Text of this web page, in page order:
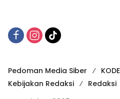
Pedoman Media Siber
Kebijakan Redaksi
Redaksi